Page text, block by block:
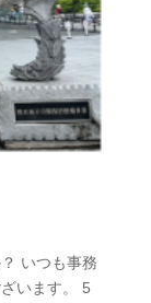
いつも事務
います。 5